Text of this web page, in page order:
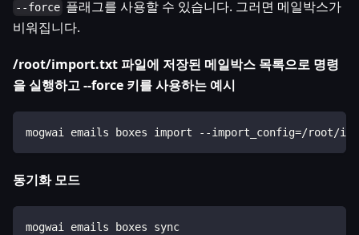
--force 플래그를 사용할 수 있습니다. 그러면 메일박스가
비워집니다.
/root/import.txt 파일에 저장된 메일박스 목록으로 명령
을 실행하고 --force 키를 사용하는 예시
mogwai emails boxes import --import_config=/root/
동기화 모드
mogwai emails boxes sync